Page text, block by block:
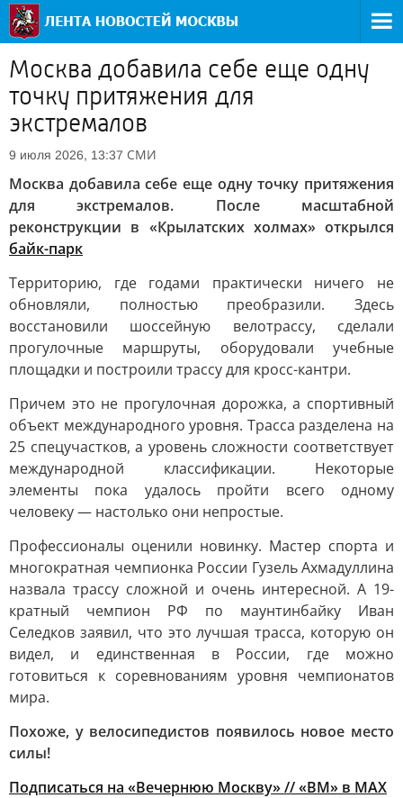
Москва добавила себе еще одну
точку притяжения для
экстремалов
9 июля 2026, 13:37 СМИ
Москва добавила себе еще одну точку притяжения
для экстремалов. После масштабной
реконструкции в «Крылатских холмах» открылся
байк-парк
Территорию, где годами практически ничего не
обновляли, полностью преобразили. Здесь
восстановили шоссейную велотрассу, сделали
прогулочные маршруты, оборудовали учебные
площадки и построили трассу для кросс-кантри.
Причем это не прогулочная дорожка, а спортивный
объект международного уровня. Трасса разделена на
25 спецучастков, а уровень сложности соответствует
международной классификации. Некоторые
элементы пока удалось пройти всего одному
человеку — настолько они непростые.
Профессионалы оценили новинку. Мастер спорта и
многократная чемпионка России Гузель Ахмадуллина
назвала трассу сложной и очень интересной. А 19-
кратный чемпион РФ по маунтинбайку Иван
Селедков заявил, что это лучшая трасса, которую он
видел, и единственная в России, где можно
готовиться к соревнованиям уровня чемпионатов
мира.
Похоже, у велосипедистов появилось новое место
силы!
Подписаться на «Вечернюю Москву» // «ВМ» в MAX